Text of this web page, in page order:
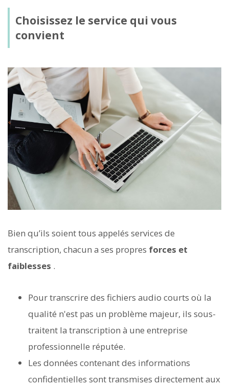
Choisissez le service qui vous
convient
Bien qu’ils soient tous appelés services de
transcription, chacun a ses propres forces et
faiblesses .
Pour transcrire des fichiers audio courts où la
qualité n'est pas un problème majeur, ils sous-
traitent la transcription à une entreprise
professionnelle réputée.
Les données contenant des informations
confidentielles sont transmises directement aux